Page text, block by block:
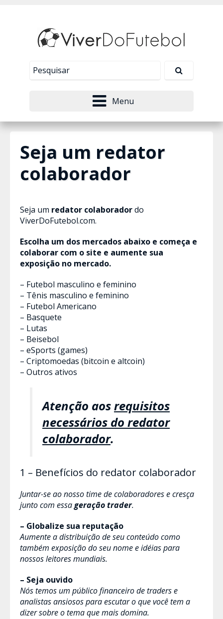
Menu
Seja um redator
colaborador
Seja um redator colaboradordo
ViverDoFutebol.com.
Escolha um dos mercados abaixo e começa e
colaborar com o site e aumente sua
exposição no mercado.
– Futebol masculino e feminino
– Tênis masculino e feminino
– Futebol Americano
– Basquete
– Lutas
– Beisebol
– eSports (games)
– Criptomoedas (bitcoin e altcoin)
– Outros ativos
Atenção aosrequisitos
necessários do redator
colaborador.
1 – Benefícios do redator colaborador
Juntar-se ao nosso time de colaboradores e cresça
junto com essageração trader.
– Globalize sua reputação
Aumente a distribuição de seu conteúdo como
também exposição do seu nome e idéias para
nossos leitores mundiais.
– Seja ouvido
Nós temos um público financeiro de traders e
analistas ansiosos para escutar o que você tem a
dizer sobre o tema que mais domina.